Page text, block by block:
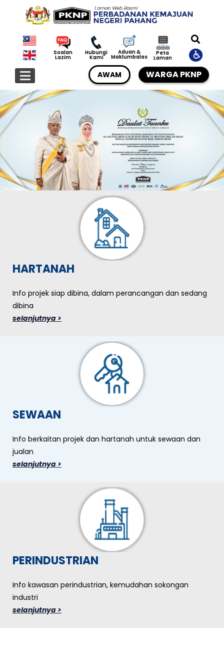
Soalan
Lazim
Hubungi
Kami
Aduan &
Maklumbalas
Peta
Laman
AWAM WARGA PKNP
PERINDUSTRIAN
Info kawasan perindustrian, kemudahan sokongan
industri
selanjutnya >
HARTANAH
Info projek siap dibina, dalam perancangan dan sedang
dibina
selanjutnya >
SEWAAN
Info berkaitan projek dan hartanah untuk sewaan dan
jualan
selanjutnya >